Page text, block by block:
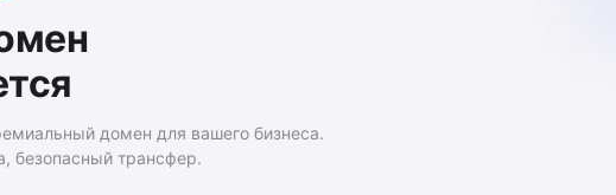
домен для вашего бизнеса.
безопасный трансфер.